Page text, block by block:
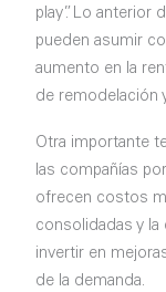
play”. Lo anterior
pueden asumir
aumento en la
de remodelación
Otra importante
las compañías
ofrecen costos
consolidadas y la
invertir en
de la demanda.